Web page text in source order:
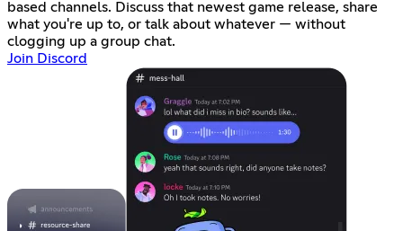
based channels. Discuss that newest game release, share
what you're up to, or talk about whatever — without
clogging up a group chat.
Join Discord